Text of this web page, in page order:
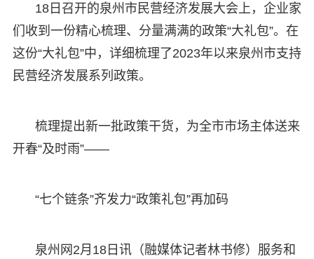
18日召开的泉州市民营经济发展大会上，企业家
们收到一份精心梳理、分量满满的政策“大礼包”。在
这份“大礼包”中，详细梳理了2023年以来泉州市支持
民营经济发展系列政策。
梳理提出新一批政策干货，为全市市场主体送来
开春“及时雨”——
“七个链条”齐发力“政策礼包”再加码
泉州网2月18日讯（融媒体记者林书修）服务和